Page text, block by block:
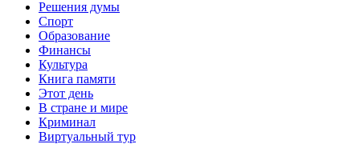
Решения думы
Спорт
Образование
Финансы
Культура
Книга памяти
Этот день
В стране и мире
Криминал
Виртуальный тур